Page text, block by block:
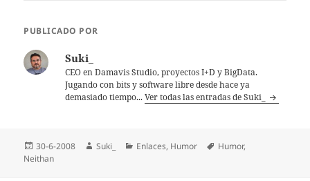
PUBLICADO POR
Suki_
CEO en Damavis Studio, proyectos I+D y BigData.
Jugando con bits y software libre desde hace ya
demasiado tiempo...Ver todas las entradas de Suki_
Publicado
el
30-6-2008 Autor
Suki_ Categorías
Enlaces, Humor Etiquetas
Humor,
Neithan